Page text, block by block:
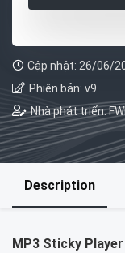
Cập nhật: 26/06/
Phiên bản: v9
Nhà phát triển:
Description
MP3 Sticky Player